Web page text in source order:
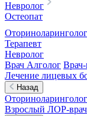
Невролог
Остеопат
Терапевт
Невролог
Врач Алголог Врач-
Лечение лицевых
Назад
Взрослый ЛОР-врач